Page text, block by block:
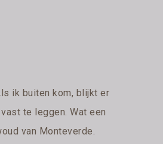
ik buiten kom, blijkt er
te leggen. Wat een
van Monteverde.